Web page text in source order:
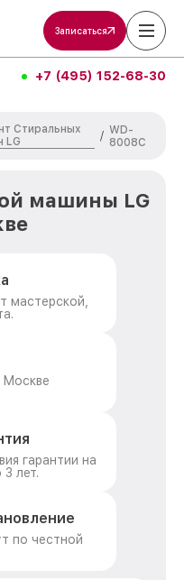
Записаться
+7 (495) 152-68-30
Стиральных
LG
/ WD-
8008C
машины LG
мастерской,
Москве
гарантии на
лет.
по честной